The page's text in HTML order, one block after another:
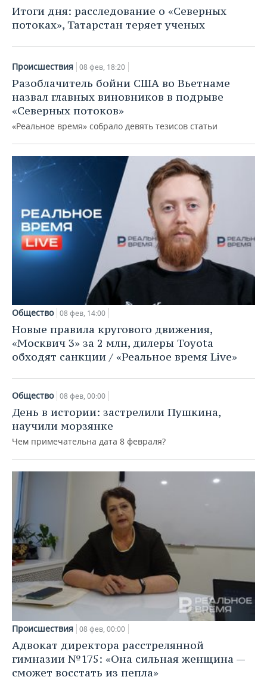
НЕФТЕХИМИЯ
НЕФТЬ
ЭНЕРГЕТИКА
РОЗНИЧНАЯ ТОРГОВЛЯ
ТРАНСПОРТ
УСЛУГИ
НОВОСТИ ТЕХНОЛОГИЙ
IT
МЕДИА
ТЕЛЕКОММУНИКАЦИИ
МЕРОПРИЯТИЯ
НОВОСТИ МЕРОПРИЯТИЙ
ВЫЕЗДНАЯ РЕДАКЦИЯ
БИЗНЕС-БРАНЧИ
ONLINE-КОНФЕРЕНЦИИ
ОТКРЫТАЯ ЛЕКЦИЯ
СПОРТ
НОВОСТИ СПОРТА
ФУТБОЛ
ХОККЕЙ
БАСКЕТБОЛ
ВОЛЕЙБОЛ
КИБЕРСПОРТ
ФИГУРНОЕ КАТАНИЕ
ВОДНЫЕ ВИДЫ СПОРТА
ХОККЕЙ С МЯЧОМ
ОБЩЕСТВО
НОВОСТИ ОБЩЕСТВА
ВЛАСТЬ
ИНФРАСТРУКТУРА
КУЛЬТУРА
МЕДИЦИНА
ПРОИСШЕСТВИЯ
ФОТОГАЛЕРЕЯ
СЮЖЕТЫ
СПРАВОЧНИК
СПИСОК ПЕРСОН
СПИСОК КОМПАНИЙ
ПОЛНАЯ ВЕРСИЯ
Итоги дня: расследование о «Северных
потоках», Татарстан теряет ученых
Происшествия 08 фев, 18:20
Разоблачитель бойни США во Вьетнаме
назвал главных виновников в подрыве
«Северных потоков»
«Реальное время» собрало девять тезисов статьи
Общество 08 фев, 14:00
Новые правила кругового движения,
«Москвич 3» за 2 млн, дилеры Toyota
обходят санкции / «Реальное время Live»
Общество 08 фев, 00:00
День в истории: застрелили Пушкина,
научили морзянке
Чем примечательна дата 8 февраля?
Происшествия 08 фев, 00:00
Адвокат директора расстрелянной
гимназии №175: «Она сильная женщина —
сможет восстать из пепла»